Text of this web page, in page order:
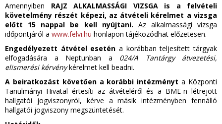
Amennyiben RAJZ ALKALMASSÁGI VIZSGA is a felvételi
követelmény részét képezi, az átvételi kérelmet a vizsga
előtt 15 nappal be kell nyújtani. Az alkalmassági vizsga
időpontjáról a www.felvi.hu honlapon tájékozódhat előzetesen.
Engedélyezett átvétel esetén a korábban teljesített tárgyak
elfogadására a Neptunban a 024/A Tantárgy átvezetési,
elismerési kérvénykérelmet kell beadni.
A beiratkozást követően a korábbi intézményt a Központi
Tanulmányi Hivatal értesíti az átvételéről és a BME-n létrejött
hallgatói jogviszonyról, kérve a másik intézményben fennálló
hallgatói jogviszony megszüntetését.